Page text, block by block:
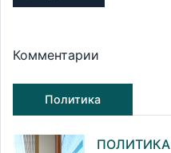
Комментарии
Политика
ПОЛИТИКА